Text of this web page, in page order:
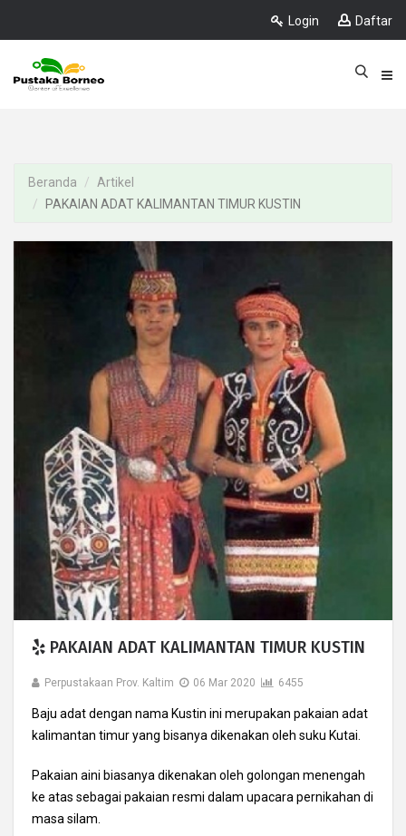
Login Daftar
Beranda
Artikel
PAKAIAN ADAT KALIMANTAN TIMUR KUSTIN
PAKAIAN ADAT KALIMANTAN TIMUR KUSTIN
Perpustakaan Prov. Kaltim 06 Mar 2020 6455
Baju adat dengan nama Kustin ini merupakan pakaian adat
kalimantan timur yang bisanya dikenakan oleh suku Kutai.
Pakaian aini biasanya dikenakan oleh golongan menengah
ke atas sebagai pakaian resmi dalam upacara pernikahan di
masa silam.